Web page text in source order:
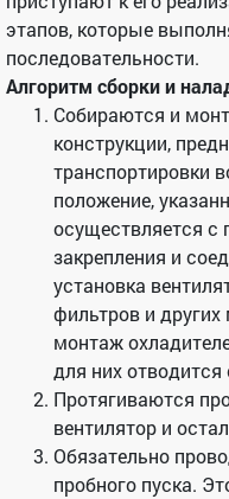
этапов, которые
последовательности.
Алгоритм сборки и
Собираются и
конструкции,
транспортировки
положение,
осуществляется
закрепления и
установка
фильтров и
монтаж
для них
Протягиваются
вентилятор и
Обязательно
пробного пуска.